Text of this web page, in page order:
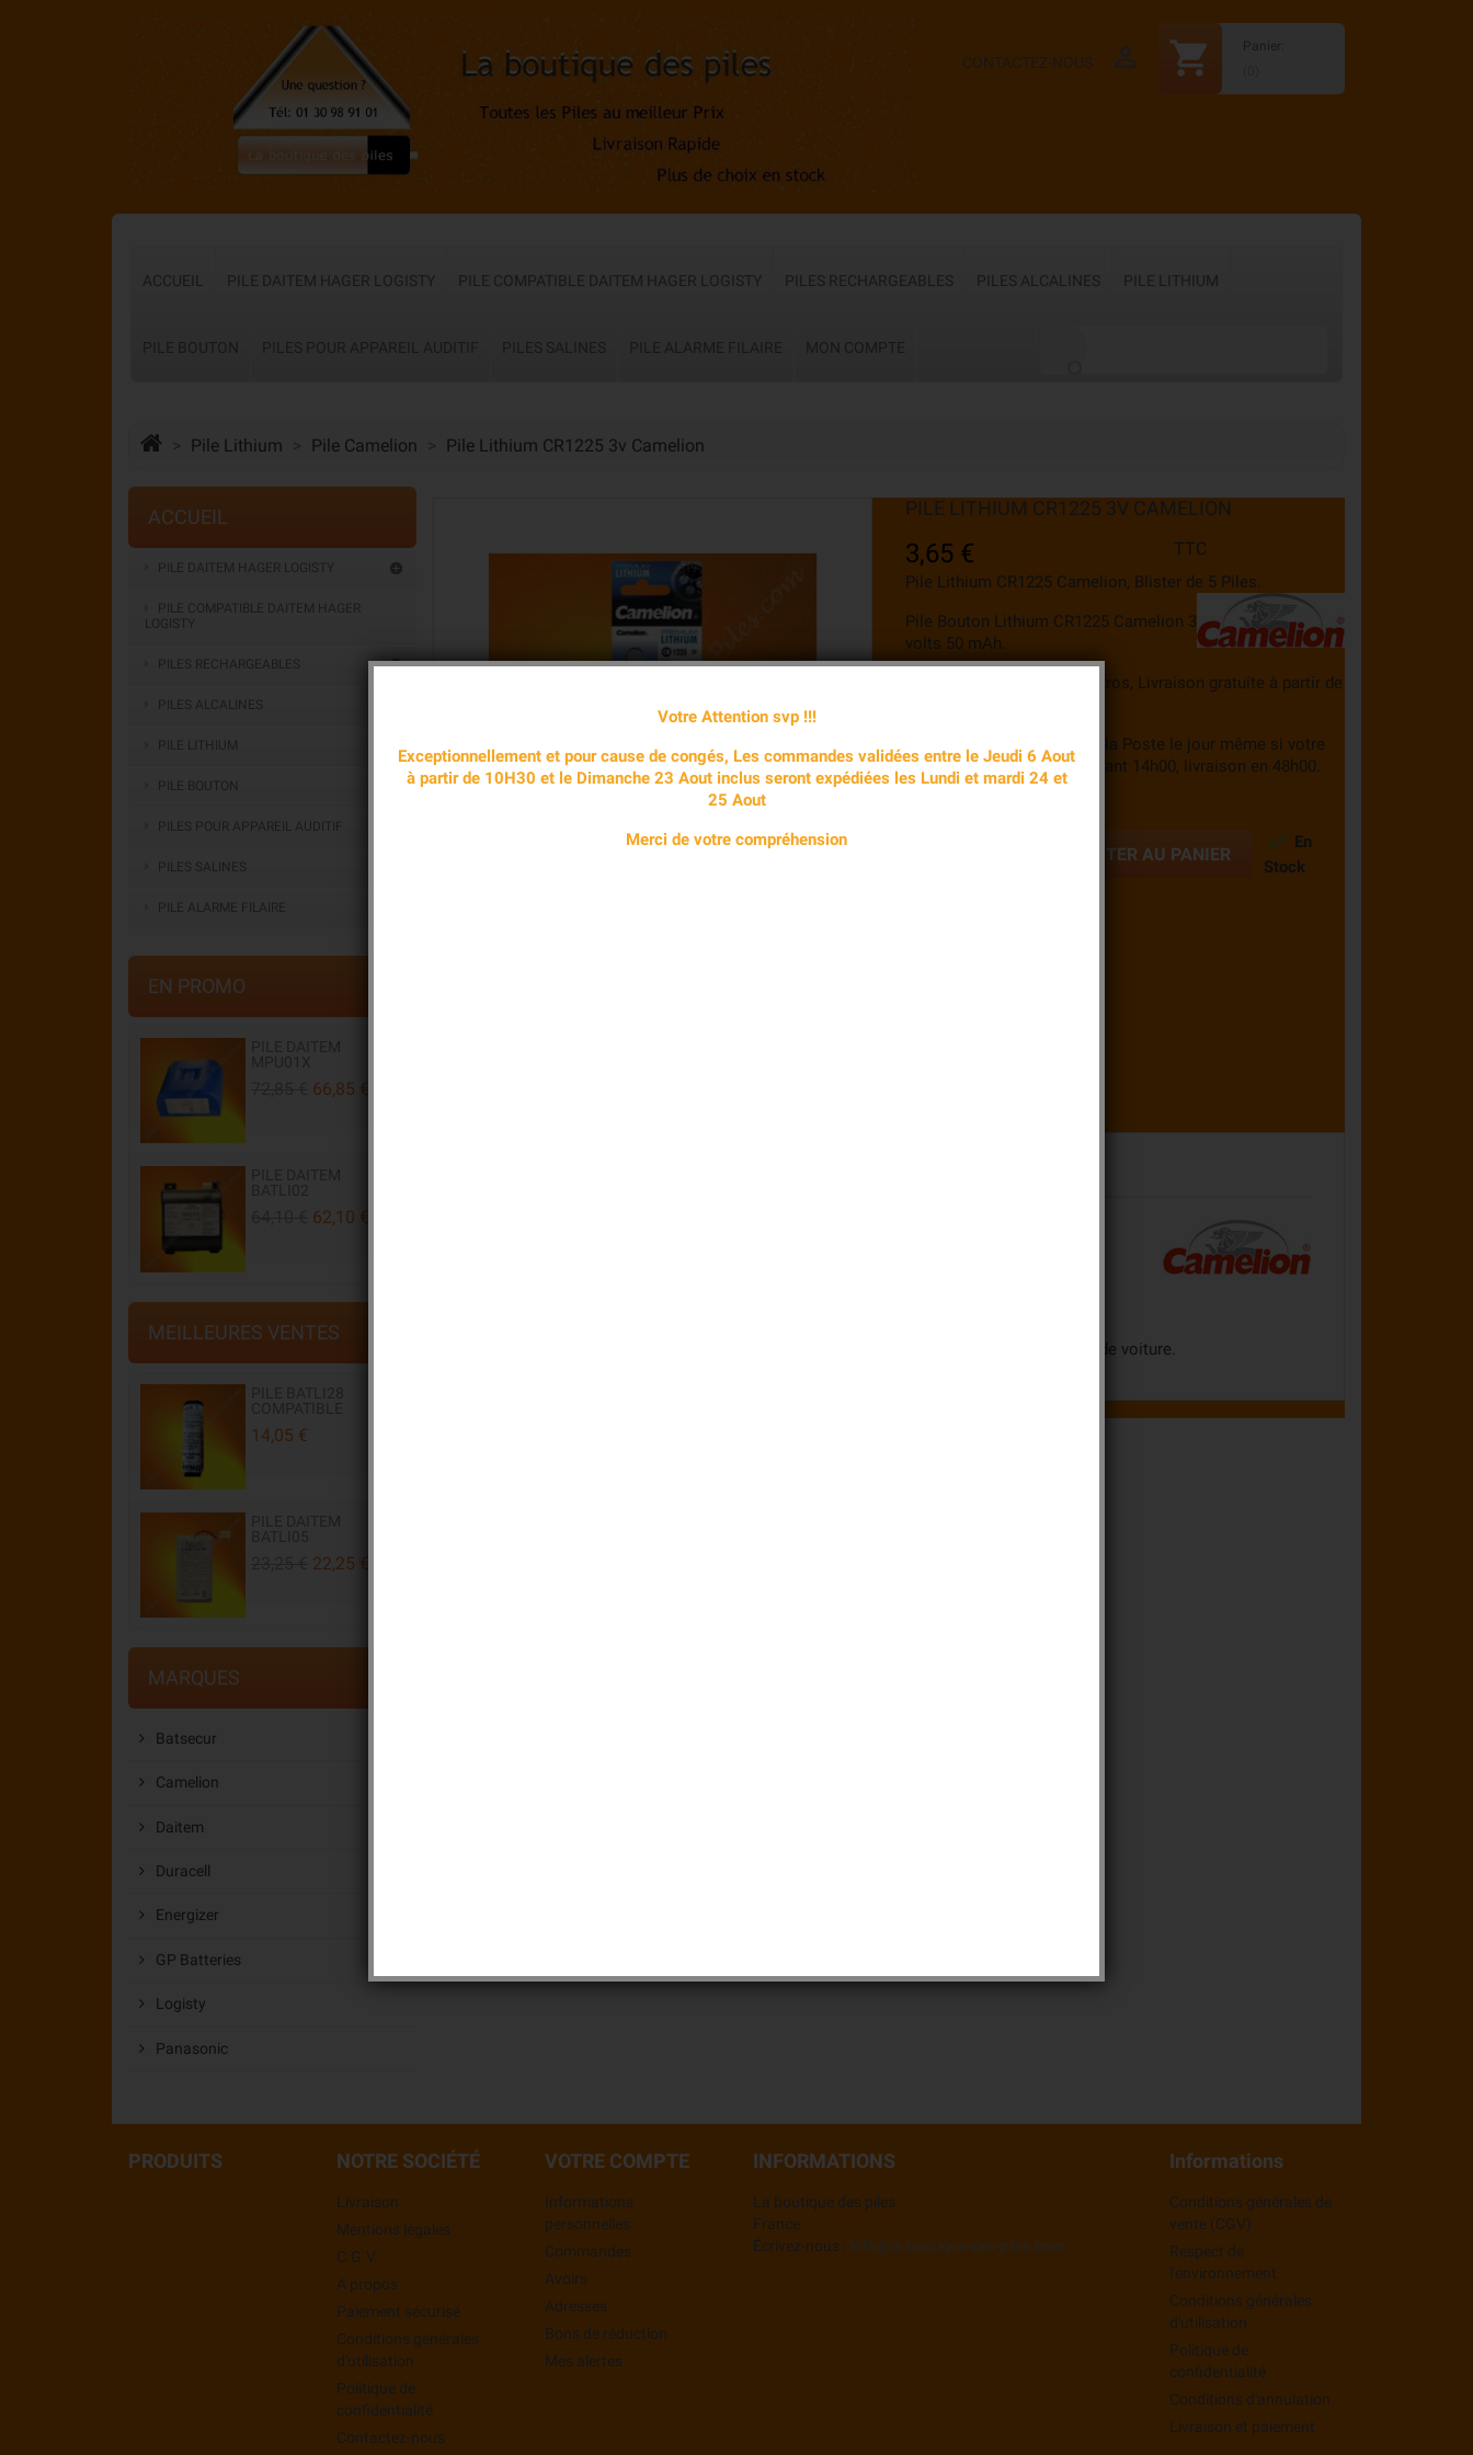
shopping_cart
Panier:

CONTACTEZ-NOUS
ACCUEIL PILE DAITEM HAGER LOGISTY PILE COMPATIBLE DAITEM HAGER LOGISTY PILES RECHARGEABLES PILES ALCALINES PILE LITHIUM
Pile Lithium Pile Camelion Pile Lithium CR1225 3v Camelion
ACCUEIL

PILE DAITEM HAGER LOGISTY
PILE COMPATIBLE DAITEM HAGER
LOGISTY

PILES RECHARGEABLES
PILES ALCALINES
PILE LITHIUM
PILE BOUTON
PILES POUR APPAREIL AUDITIF
PILES SALINES
PILE ALARME FILAIRE
EN PROMO
66,85 €
62,10 €
MEILLEURES VENTES
14,05 €
22,25 €
MARQUES
Batsecur
Camelion
Daitem
Duracell
Energizer
GP Batteries
Logisty
Panasonic
PILE LITHIUM CR1225 3V CAMELION
3,65 € TTC
Pile Lithium CR1225 Camelion, Blister de 5 Piles.
Pile Bouton Lithium CR1225 Camelion 3
volts 50 mAh.
Livraison à partir de 3,90 euros, Livraison gratuite à partir de
Dépose des commandes à la Poste le jour même si votre
commande a été validée avant 14h00, livraison en 48h00.
AJOUTER AU PANIER 
En
Stock
Cette pile CR1225 est notament utilisée dans les calculettes, montres, télécommande de voiture.
PRODUITS NOTRE SOCIÉTÉ
Livraison
Mentions légales
C.G.V.
A propos
Paiement sécurisé
Conditions générales
d'utilisation
Politique de
confidentialité
Contactez-nous
VOTRE COMPTE
Informations
personnelles
Commandes
Avoirs
Adresses
Bons de réduction
Mes alertes
INFORMATIONS
La boutique des piles
France
Écrivez-nous : info@la-boutique-des-piles.com
Informations
Conditions générales de
vente (CGV)
Respect de
l'environnement
Conditions générales
d'utilisation
Politique de
confidentialité
Conditions d'annulation
Livraison et paiement
Votre Attention svp !!!
Exceptionnellement et pour cause de congés, Les commandes validées entre le Jeudi 6 Aout
à partir de 10H30 et le Dimanche 23 Aout inclus seront expédiées les Lundi et mardi 24 et
25 Aout
Merci de votre compréhension